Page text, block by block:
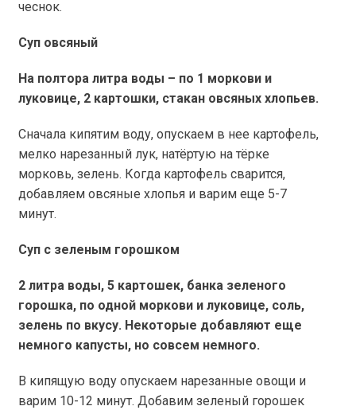
чеснок.
Суп овсяный
На полтора литра воды – по 1 моркови и
луковице, 2 картошки, стакан овсяных хлопьев.
Сначала кипятим воду, опускаем в нее картофель,
мелко нарезанный лук, натёртую на тёрке
морковь, зелень. Когда картофель сварится,
добавляем овсяные хлопья и варим еще 5-7
минут.
Cуп с зеленым горошком
2 литра воды, 5 картошек, банка зеленого
горошка, по одной моркови и луковице, соль,
зелень по вкусу. Некоторые добавляют еще
немного капусты, но совсем немного.
В кипящую воду опускаем нарезанные овощи и
варим 10-12 минут.Добавим зеленый горошек